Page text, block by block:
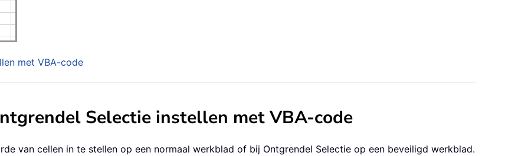
met VBA-code
Selectie instellen met VBA-code
van cellen in te stellen op een normaal werkblad of bij Ontgrendel Selectie op een beveiligd werkblad.